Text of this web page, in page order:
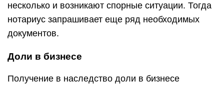
несколько и возникают спорные ситуации. Тогда
нотариус запрашивает еще ряд необходимых
документов.
Доли в бизнесе
Получение в наследство доли в бизнесе